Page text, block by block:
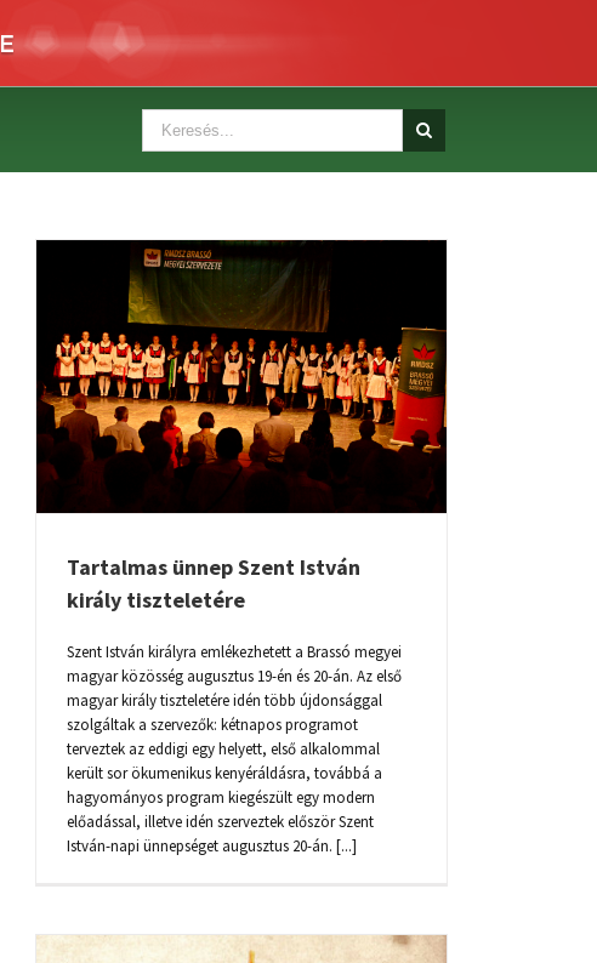
Tartalmas ünnep Szent István
király tiszteletére
Szent István királyra emlékezhetett a Brassó megyei
magyar közösség augusztus 19-én és 20-án. Az első
magyar király tiszteletére idén több újdonsággal
szolgáltak a szervezők: kétnapos programot
terveztek az eddigi egy helyett, első alkalommal
került sor ökumenikus kenyéráldásra, továbbá a
hagyományos program kiegészült egy modern
előadással, illetve idén szerveztek először Szent
István-napi ünnepséget augusztus 20-án. [...]